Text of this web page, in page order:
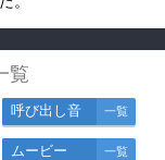
覧
呼び出し音 一覧
ムービー 一覧